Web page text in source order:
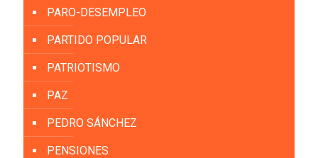
PARO-DESEMPLEO
PARTIDO POPULAR
PATRIOTISMO
PAZ
PEDRO SÁNCHEZ
PENSIONES